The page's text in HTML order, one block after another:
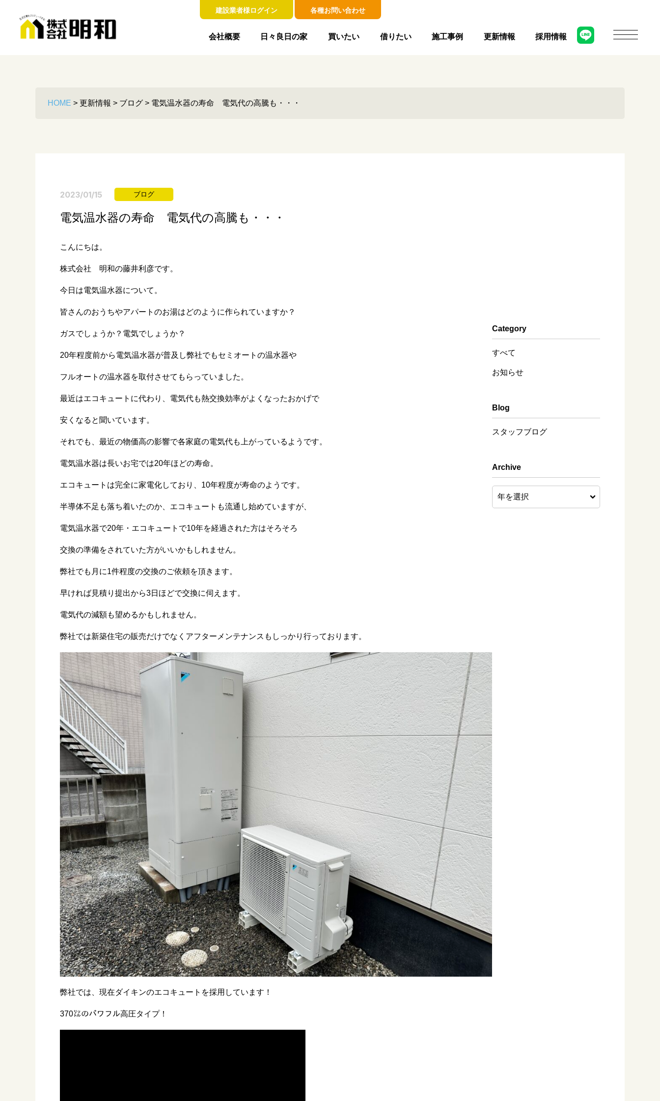
建設業者様ログイン 各種お問い合わせ
会社概要 日々良日の家 買いたい 借りたい 施工事例 更新情報 採用情報
HOME > 更新情報 > ブログ > 電気温水器の寿命 電気代の高騰も・・・
2023/01/15 ブログ
電気温水器の寿命 電気代の高騰も・・・
こんにちは。
株式会社 明和の藤井利彦です。
今日は電気温水器について。
皆さんのおうちやアパートのお湯はどのように作られていますか？
ガスでしょうか？電気でしょうか？
20年程度前から電気温水器が普及し弊社でもセミオートの温水器や
フルオートの温水器を取付させてもらっていました。
最近はエコキュートに代わり、電気代も熱交換効率がよくなったおかげで
安くなると聞いています。
それでも、最近の物価高の影響で各家庭の電気代も上がっているようです。
電気温水器は長いお宅では20年ほどの寿命。
エコキュートは完全に家電化しており、10年程度が寿命のようです。
半導体不足も落ち着いたのか、エコキュートも流通し始めていますが、
電気温水器で20年・エコキュートで10年を経過された方はそろそろ
交換の準備をされていた方がいいかもしれません。
弊社でも月に1件程度の交換のご依頼を頂きます。
早ければ見積り提出から3日ほどで交換に伺えます。
電気代の減額も望めるかもしれません。
弊社では新築住宅の販売だけでなくアフターメンテナンスもしっかり行っております。
弊社では、現在ダイキンのエコキュートを採用しています！
370㍑のパワフル高圧タイプ！
Category
すべて
お知らせ
Blog
スタッフブログ
Archive